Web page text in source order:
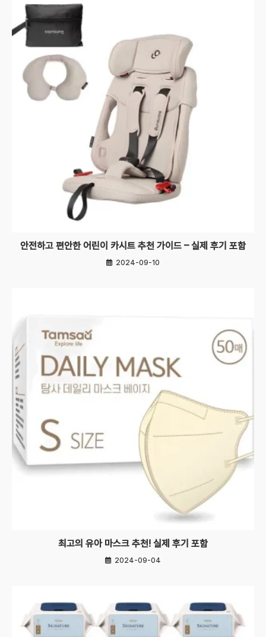
안전하고 편안한 어린이 카시트 추천 가이드 – 실제 후기 포함
2024-09-10
최고의 유아 마스크 추천! 실제 후기 포함
2024-09-04